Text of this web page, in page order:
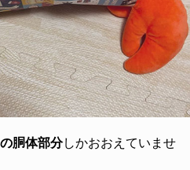
胴体部分しかおおえていませ